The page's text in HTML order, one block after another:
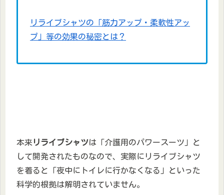
リライブシャツの「筋力アップ・柔軟性アッ
プ」等の効果の秘密とは？
本来 リライブシャツは「介護用のパワースーツ」と
して開発されたものなので、実際にリライブシャツ
を着ると「夜中にトイレに行かなくなる」といった
科学的根拠は解明されていません。